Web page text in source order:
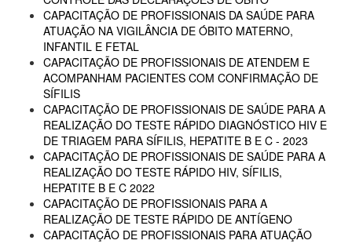
CAPACITAÇÃO DE PROFISSIONAIS DA SAÚDE PARA
ATUAÇÃO NA VIGILÂNCIA DE ÓBITO MATERNO,
INFANTIL E FETAL
CAPACITAÇÃO DE PROFISSIONAIS DE ATENDEM E
ACOMPANHAM PACIENTES COM CONFIRMAÇÃO DE
SÍFILIS
CAPACITAÇÃO DE PROFISSIONAIS DE SAÚDE PARA A
REALIZAÇÃO DO TESTE RÁPIDO DIAGNÓSTICO HIV E
DE TRIAGEM PARA SÍFILIS, HEPATITE B E C - 2023
CAPACITAÇÃO DE PROFISSIONAIS DE SAÚDE PARA A
REALIZAÇÃO DO TESTE RÁPIDO HIV, SÍFILIS,
HEPATITE B E C 2022
CAPACITAÇÃO DE PROFISSIONAIS PARA A
REALIZAÇÃO DE TESTE RÁPIDO DE ANTÍGENO
CAPACITAÇÃO DE PROFISSIONAIS PARA ATUAÇÃO